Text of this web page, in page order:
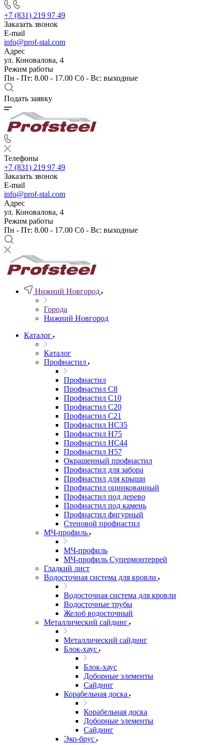
+7 (831) 219 97 49
Заказать звонок
E-mail
info@prof-stal.com
Адрес
ул. Коновалова, 4
Режим работы
Пн - Пт: 8.00 - 17.00 Сб - Вс: выходные
Подать заявку
Телефоны
+7 (831) 219 97 49
Заказать звонок
E-mail
info@prof-stal.com
Адрес
ул. Коновалова, 4
Режим работы
Пн - Пт: 8.00 - 17.00 Сб - Вс: выходные
Нижний Новгород
Города
Нижний Новгород
Каталог
Каталог
Профнастил
Профнастил
Профнастил С8
Профнастил С10
Профнастил С20
Профнастил С21
Профнастил НС35
Профнастил Н75
Профнастил HC44
Профнастил Н57
Окрашенный профнастил
Профнастил для забора
Профнастил для крыши
Профнастил оцинкованный
Профнастил под дерево
Профнастил под камень
Профнастил фигурный
Стеновой профнастил
МЧ-профиль
МЧ-профиль
МЧ-профиль Супермонтеррей
Гладкий лист
Водосточная система для кровли
Водосточная система для кровли
Водосточные трубы
Желоб водосточный
Металлический сайдинг
Металлический сайдинг
Блок-хаус
Блок-хаус
Доборные элементы
Сайдинг
Корабельная доска
Корабельная доска
Доборные элементы
Сайдинг
Эко-брус